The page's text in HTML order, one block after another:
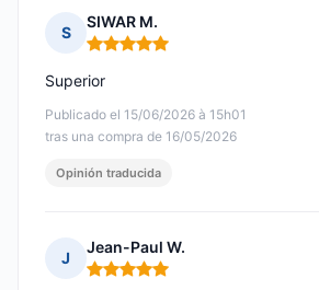
S
SIWAR M.
Nota: 5 de 5
Publicado el 15/06/2026 à 15h01
tras una compra de 16/05/2026
Superior
Opinión traducida
J
Jean-Paul W.
Nota: 5 de 5